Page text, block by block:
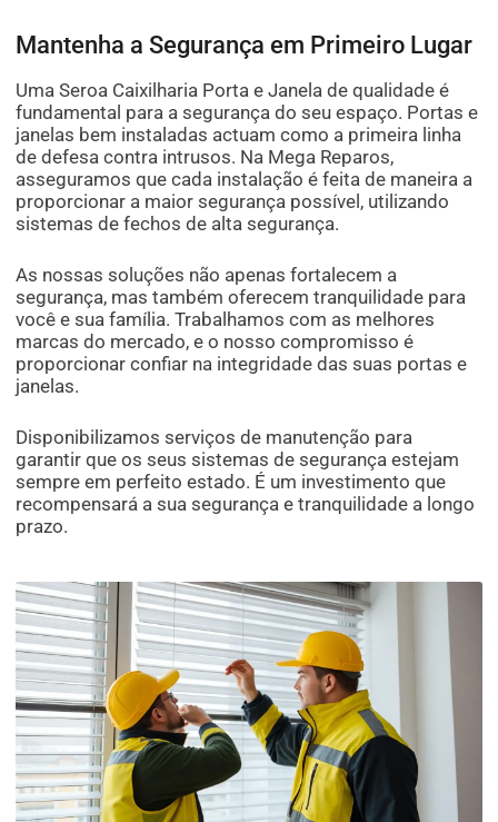
Mantenha a Segurança em Primeiro Lugar
Uma Seroa Caixilharia Porta e Janela de qualidade é
fundamental para a segurança do seu espaço. Portas e
janelas bem instaladas actuam como a primeira linha
de defesa contra intrusos. Na Mega Reparos,
asseguramos que cada instalação é feita de maneira a
proporcionar a maior segurança possível, utilizando
sistemas de fechos de alta segurança.
As nossas soluções não apenas fortalecem a
segurança, mas também oferecem tranquilidade para
você e sua família. Trabalhamos com as melhores
marcas do mercado, e o nosso compromisso é
proporcionar confiar na integridade das suas portas e
janelas.
Disponibilizamos serviços de manutenção para
garantir que os seus sistemas de segurança estejam
sempre em perfeito estado. É um investimento que
recompensará a sua segurança e tranquilidade a longo
prazo.